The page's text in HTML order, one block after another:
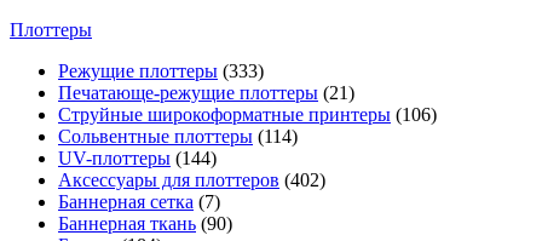
Плоттеры
Режущие плоттеры (333)
Печатающе-режущие плоттеры (21)
Струйные широкоформатные принтеры (106)
Сольвентные плоттеры (114)
UV-плоттеры (144)
Аксессуары для плоттеров (402)
Баннерная сетка (7)
Баннерная ткань (90)